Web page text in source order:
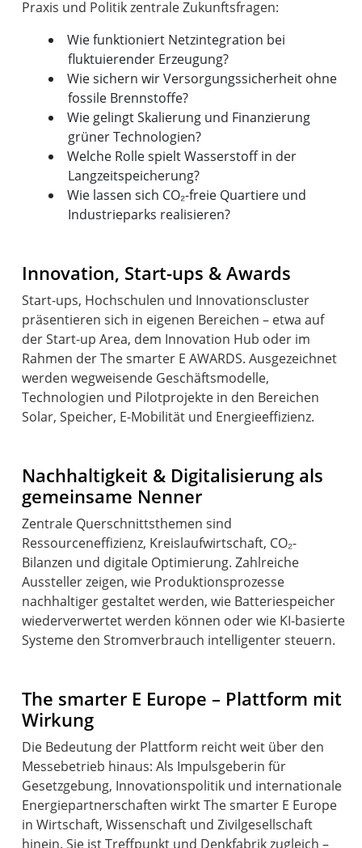
Wie funktioniert Netzintegration bei
fluktuierender Erzeugung?
Wie sichern wir Versorgungssicherheit ohne
fossile Brennstoffe?
Wie gelingt Skalierung und Finanzierung
grüner Technologien?
Welche Rolle spielt Wasserstoff in der
Langzeitspeicherung?
Wie lassen sich CO₂-freie Quartiere und
Industrieparks realisieren?
Innovation, Start-ups & Awards
Start-ups, Hochschulen und Innovationscluster
präsentieren sich in eigenen Bereichen – etwa auf
der Start-up Area, dem Innovation Hub oder im
Rahmen der The smarter E AWARDS. Ausgezeichnet
werden wegweisende Geschäftsmodelle,
Technologien und Pilotprojekte in den Bereichen
Solar, Speicher, E-Mobilität und Energieeffizienz.
Nachhaltigkeit & Digitalisierung als
gemeinsame Nenner
Zentrale Querschnittsthemen sind
Ressourceneffizienz, Kreislaufwirtschaft, CO₂-
Bilanzen und digitale Optimierung. Zahlreiche
Aussteller zeigen, wie Produktionsprozesse
nachhaltiger gestaltet werden, wie Batteriespeicher
wiederverwertet werden können oder wie KI-basierte
Systeme den Stromverbrauch intelligenter steuern.
The smarter E Europe – Plattform mit
Wirkung
Die Bedeutung der Plattform reicht weit über den
Messebetrieb hinaus: Als Impulsgeberin für
Gesetzgebung, Innovationspolitik und internationale
Energiepartnerschaften wirkt The smarter E Europe
in Wirtschaft, Wissenschaft und Zivilgesellschaft
hinein. Sie ist Treffpunkt und Denkfabrik zugleich –